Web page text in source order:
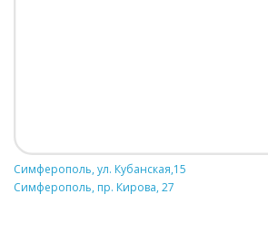
Симферополь, ул. Кубанская,15
Симферополь, пр. Кирова, 27